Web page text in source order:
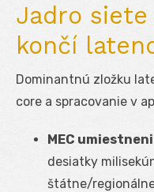
Jadro siete
končí
Dominantnú zložku
core a spracovanie v
MEC
desiatky
štátne/